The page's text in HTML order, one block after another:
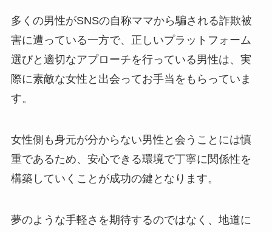
多くの男性がSNSの自称ママから騙される詐欺被
害に遭っている一方で、正しいプラットフォーム
選びと適切なアプローチを行っている男性は、実
際に素敵な女性と出会ってお手当をもらっていま
す。
女性側も身元が分からない男性と会うことには慎
重であるため、安心できる環境で丁寧に関係性を
構築していくことが成功の鍵となります。
夢のような手軽さを期待するのではなく、地道に